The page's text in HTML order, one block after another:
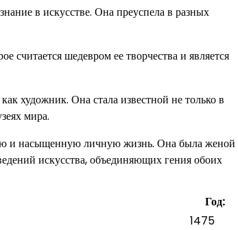
в искусстве. Она преуспела в разных
считается шедевром ее творчества и является
художник. Она стала известной не только в
мира.
и насыщенную личную жизнь. Она была женой
искусства, объединяющих гения обоих
Год:
1475